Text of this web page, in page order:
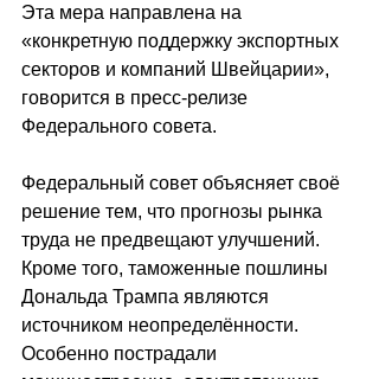
Эта мера направлена ​​на
«конкретную поддержку экспортных
секторов и компаний Швейцарии»,
говорится в пресс-релизе
Федерального совета.
Федеральный совет объясняет своё
решение тем, что прогнозы рынка
труда не предвещают улучшений.
Кроме того, таможенные пошлины
Дональда Трампа являются
источником неопределённости.
Особенно пострадали